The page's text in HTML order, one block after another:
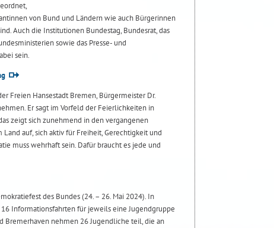
von Bund und Ländern wie auch Bürgerinnen
Auch die Institutionen Bundestag, Bundesrat, das
sowie das Presse- und
sein.
Freien Hansestadt Bremen, Bürgermeister Dr.
Er sagt im Vorfeld der Feierlichkeiten in
zeigt sich zunehmend in den vergangenen
auf, sich aktiv für Freiheit, Gerechtigkeit und
muss wehrhaft sein. Dafür braucht es jede und
des Bundes (24. – 26. Mai 2024). In
Informationsfahrten für jeweils eine Jugendgruppe
Bremerhaven nehmen 26 Jugendliche teil, die an